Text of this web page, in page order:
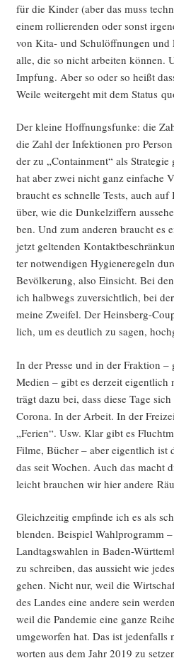
für die Kin­der (aber das muss
einem rol­lie­ren­den oder sonst
von Kita- und Schul­öff­nun­gen und
alle, die so nicht arbei­ten kön­nen.
Imp­fung. Aber so oder so heißt
Wei­le wei­ter­geht mit dem Sta­tus
Der klei­ne Hoff­nungs­fun­ke: die
die Zahl der Infek­tio­nen pro
der zu „Con­tain­ment“ als
hat aber zwei nicht ganz ein­fa­che
braucht es schnel­le Tests, auch
über, wie die Dun­kel­zif­fern
ben. Und zum ande­ren braucht es
jetzt gel­ten­den
ter not­wen­di­gen Hygie­ne­re­geln
Bevöl­ke­rung, also Ein­sicht. Bei
ich halb­wegs zuver­sicht­lich, bei
mei­ne Zwei­fel. Der Heins­berg-
lich, um es deut­lich zu sagen,
In der Pres­se und in der Frak­ti­on –
Medi­en – gibt es der­zeit eigent­lich
trägt dazu bei, dass die­se Tage
Coro­na. In der Arbeit. In der
„Feri­en“. Usw. Klar gibt es
Fil­me, Bücher – aber eigent­lich ist
das seit Wochen. Auch das macht
leicht brau­chen wir hier ande­re
Gleich­zei­tig emp­fin­de ich es als
blen­den. Bei­spiel Wahl­pro­gramm
Land­tags­wah­len in Baden-
zu schrei­ben, das aus­sieht wie
gehen. Nicht nur, weil die
des Lan­des eine ande­re sein
weil die Pan­de­mie eine gan­ze
umge­wor­fen hat. Das ist
wor­ten aus dem Jahr 2019 zu